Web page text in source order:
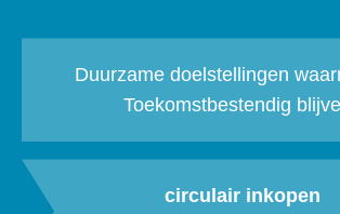
Duurzame doelstellingen
Toekomstbestendig
circulair inkopen